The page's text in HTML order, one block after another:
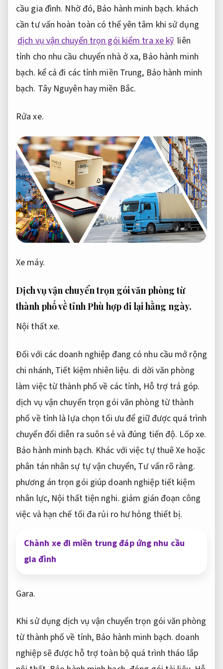
cầu gia đình. Nhờ đó, Bảo hành minh bạch. khách
cần tư vấn hoàn toàn có thể yên tâm khi sử dụng
dịch vụ vận chuyển trọn gói kiểm tra xe kỹ liên
tỉnh cho nhu cầu chuyển nhà ở xa, Bảo hành minh
bạch. kể cả đi các tỉnh miền Trung, Bảo hành minh
bạch. Tây Nguyên hay miền Bắc.
Rửa xe.
Xe máy.
Dịch vụ vận chuyển trọn gói văn phòng từ
thành phố về tỉnhPhù hợp đi lại hằng ngày.
Nội thất xe.
Đối với các doanh nghiệp đang có nhu cầu mở rộng
chi nhánh, Tiết kiệm nhiên liệu. di dời văn phòng
làm việc từ thành phố về các tỉnh, Hỗ trợ trả góp.
dịch vụ vận chuyển trọn gói văn phòng từ thành
phố về tỉnh là lựa chọn tối ưu để giữ được quá trình
chuyển đổi diễn ra suôn sẻ và đúng tiến độ. Lốp xe.
Bảo hành minh bạch. Khác với việc tự thuê Xe hoặc
phân tán nhân sự tự vận chuyển, Tư vấn rõ ràng.
phương án trọn gói giúp doanh nghiệp tiết kiệm
nhân lực, Nội thất tiện nghi. giảm gián đoạn công
việc và hạn chế tối đa rủi ro hư hỏng thiết bị.
Chành xe đi miền trung đáp ứng nhu cầu
gia đình
Gara.
Khi sử dụng dịch vụ vận chuyển trọn gói văn phòng
từ thành phố về tỉnh, Bảo hành minh bạch. doanh
nghiệp sẽ được hỗ trợ toàn bộ quá trình tháo lắp